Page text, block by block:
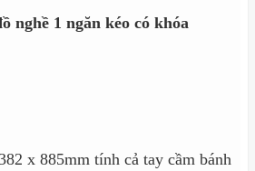
nghề 1 ngăn kéo có khóa
x 885mm tính cả tay cầm bánh